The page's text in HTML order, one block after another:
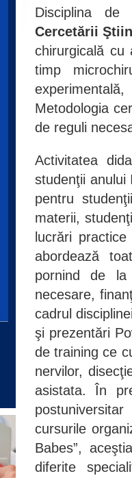
Disciplina de
Cercetării
chirurgicală cu
timp
Metodologia
de reguli
Activitatea
studenţii anului
pentru
materii,
lucrări
abordează
pornind de la
necesare,
cadrul
şi prezentări
de training ce
nervilor,
asistata. În
cursurile
Babes”,
diferite